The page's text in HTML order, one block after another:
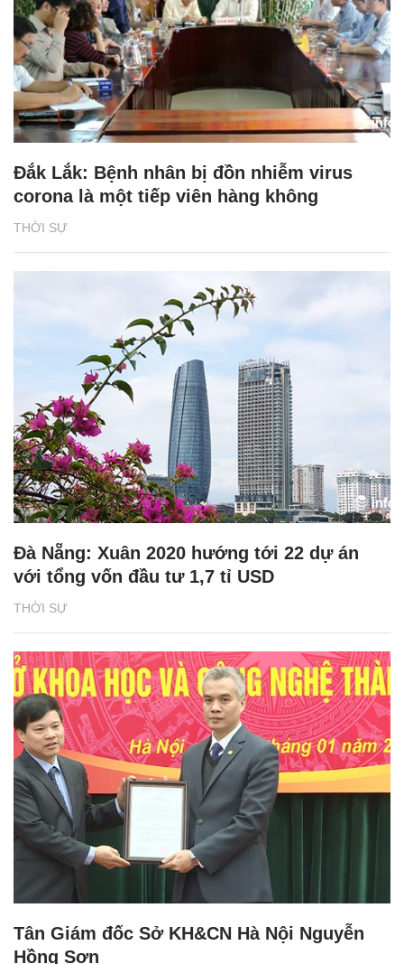
THỜI SỰ
Đắk Lắk: Bệnh nhân bị đồn nhiễm virus
corona là một tiếp viên hàng không
THỜI SỰ
Đà Nẵng: Xuân 2020 hướng tới 22 dự án
với tổng vốn đầu tư 1,7 tỉ USD
Tân Giám đốc Sở KH&CN Hà Nội Nguyễn
Hồng Sơn